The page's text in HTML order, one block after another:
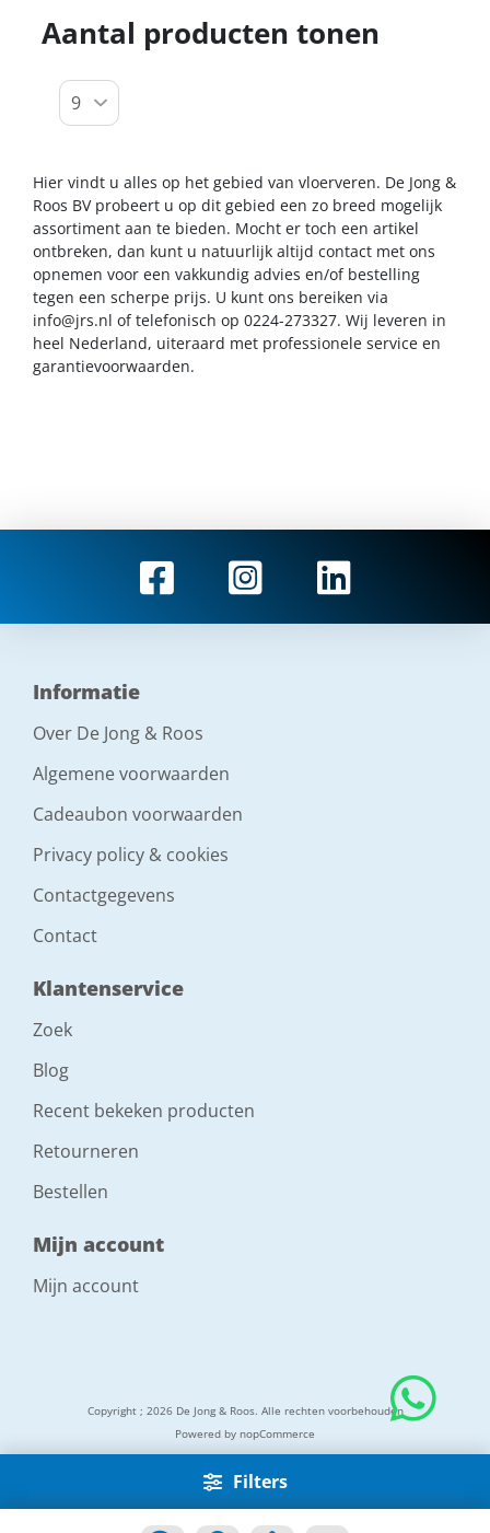
Filters
Aantal producten tonen
Hier vindt u alles op het gebied van vloerveren. De Jong &
Roos BV probeert u op dit gebied een zo breed mogelijk
assortiment aan te bieden. Mocht er toch een artikel
ontbreken, dan kunt u natuurlijk altijd contact met ons
opnemen voor een vakkundig advies en/of bestelling
tegen een scherpe prijs. U kunt ons bereiken via
info@jrs.nl of telefonisch op 0224-273327. Wij leveren in
heel Nederland, uiteraard met professionele service en
garantievoorwaarden.
Informatie
Over De Jong & Roos
Algemene voorwaarden
Cadeaubon voorwaarden
Privacy policy & cookies
Contactgegevens
Contact
Klantenservice
Zoek
Blog
Recent bekeken producten
Retourneren
Bestellen
Mijn account
Mijn account
Copyright ; 2026 De Jong & Roos. Alle rechten voorbehouden
Powered by nopCommerce